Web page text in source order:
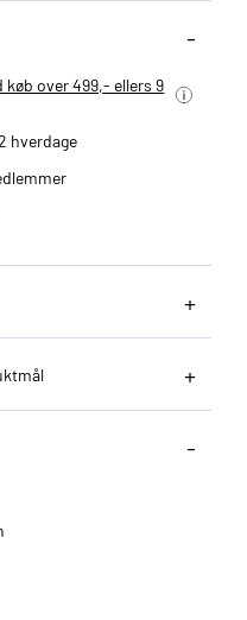
køb over 499,- ellers 9
hverdage